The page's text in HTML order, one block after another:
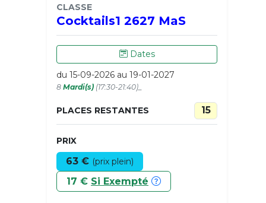
CLASSE
Cocktails1 2627 MaS
Dates
du 15-09-2026 au 19-01-2027
8 Mardi(s) (17:30-21:40)_
PLACES RESTANTES 15
PRIX
63 € (prix plein)
17 € Si Exempté